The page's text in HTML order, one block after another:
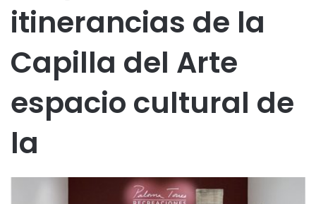
itinerancias de la
Capilla del Arte
espacio cultural de
la